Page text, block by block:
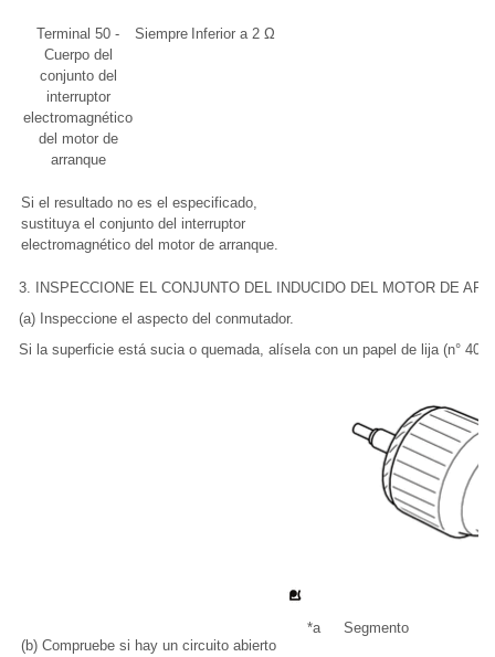
Terminal 50 -
Cuerpo del
conjunto del
interruptor
electromagnético
del motor de
arranque
Siempre Inferior a 2 Ω
Si el resultado no es el especificado,
sustituya el conjunto del interruptor
electromagnético del motor de arranque.
3. INSPECCIONE EL CONJUNTO DEL INDUCIDO DEL MOTOR DE
(a) Inspeccione el aspecto del conmutador.
Si la superficie está sucia o quemada, alísela con un papel de lija (n°
(b) Compruebe si hay un circuito abierto
*a Segmento